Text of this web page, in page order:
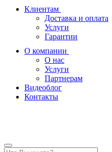
Клиентам
Доставка и оплата
Услуги
Гарантии
О компании
О нас
Услуги
Партнерам
Видеоблог
Контакты